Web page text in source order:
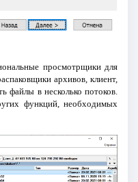
просмотрщики для
архивов, клиент,
файлы в несколько потоков.
функций, необходимых